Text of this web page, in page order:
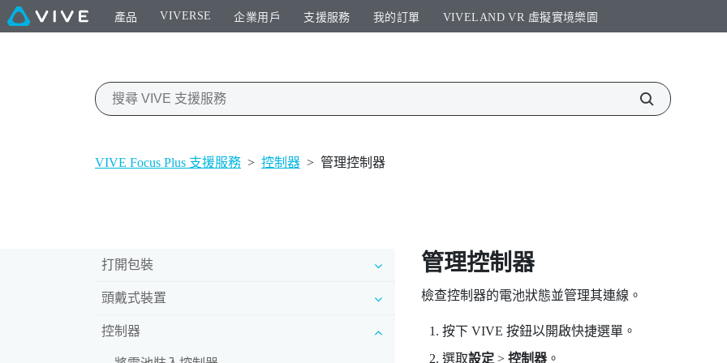
產品 VIVERSE 企業用戶 支援服務 我的訂單 VIVELAND VR 虛擬實境樂園​
VIVE Focus Plus 支援服務 > 控制器 > 管理控制器
打開包裝
頭戴式裝置
控制器
管理控制器
檢查控制器的電池狀態並管理其連線。
按下 VIVE 按鈕以開啟快捷選單。
選取設定> 控制器。